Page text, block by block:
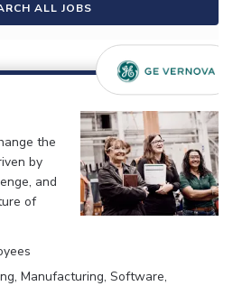
ALL JOBS
the
by
and
of
Manufacturing, Software,